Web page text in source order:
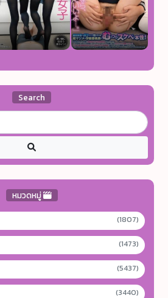
Search
หมวดหมู่
(1807)
(1473)
(5437)
(3440)